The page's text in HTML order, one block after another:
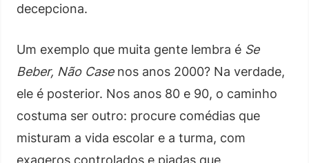
decepciona.
Um exemplo que muita gente lembra é Se
Beber, Não Casenos anos 2000? Na verdade,
ele é posterior. Nos anos 80 e 90, o caminho
costuma ser outro: procure comédias que
misturam a vida escolar e a turma, com
exageros controlados e piadas que